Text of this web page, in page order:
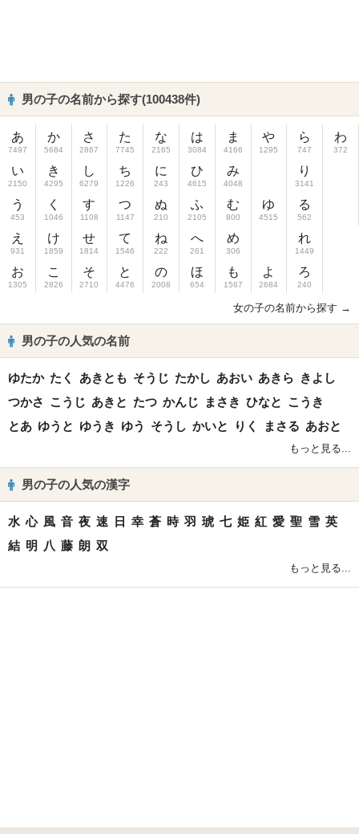
男の子の名前から探す(100438件)
あ
7497
い
2150
う
453
え
931
お
1305
か
5684
き
4295
く
1046
け
1859
こ
2826
さ
2867
し
6279
す
1108
せ
1814
そ
2710
た
7745
ち
1226
つ
1147
て
1546
と
4476
な
2165
に
243
ぬ
210
ね
222
の
2008
は
3084
ひ
4615
ふ
2105
へ
261
ほ
654
ま
4166
み
4048
む
800
め
306
も
1567
や
1295
ゆ
4515
よ
2684
ら
747
り
3141
る
562
れ
1449
ろ
240
わ
372
女の子の名前から探す →
男の子の人気の名前
ゆたか たく あきとも そうじ たかし あおい あきら きよし
つかさ こうじ あきと たつ かんじ まさき ひなと こうき
とあ ゆうと ゆうき ゆう そうし かいと りく まさる あおと
もっと見る...
男の子の人気の漢字
水 心 風 音 夜 速 日 幸 蒼 時 羽 琥 七 姫 紅 愛 聖 雪 英
結 明 八 藤 朗 双
もっと見る...